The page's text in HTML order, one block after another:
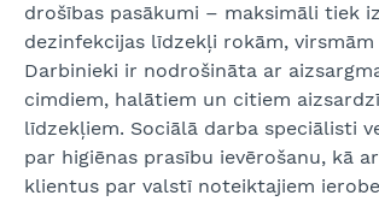
drošības pasākumi – maksimāli tiek
dezinfekcijas līdzekļi rokām,
Darbinieki ir nodrošināta ar
cimdiem, halātiem un citiem
līdzekļiem. Sociālā darba speciālisti
par higiēnas prasību ievērošanu, kā
klientus par valstī noteiktajiem